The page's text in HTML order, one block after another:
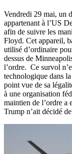
Vendredi 29 mai, un
appartenant à l’US
afin de suivre les
Floyd. Cet appareil,
utilisé d’ordinaire
dessus de
l’ordre. Ce survol
technologique dans
point vue de sa
à une organisation
maintien de l’ordre a
Trump n’ait décidé